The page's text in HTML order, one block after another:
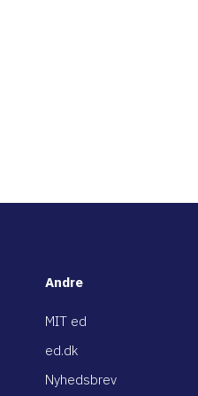
Andre
MIT ed
ed.dk
Nyhedsbrev